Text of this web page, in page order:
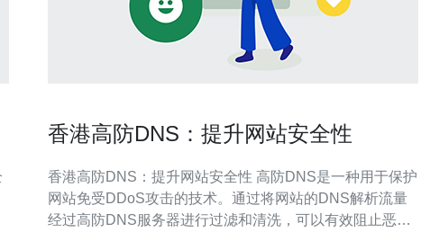
香港高防DNS：提升网站安全性
香港高防DNS：提升网站安全性 高防DNS是一种用于保护
网站免受DDoS攻击的技术。通过将网站的DNS解析流量
经过高防DNS服务器进行过滤和清洗，可以有效阻止恶意